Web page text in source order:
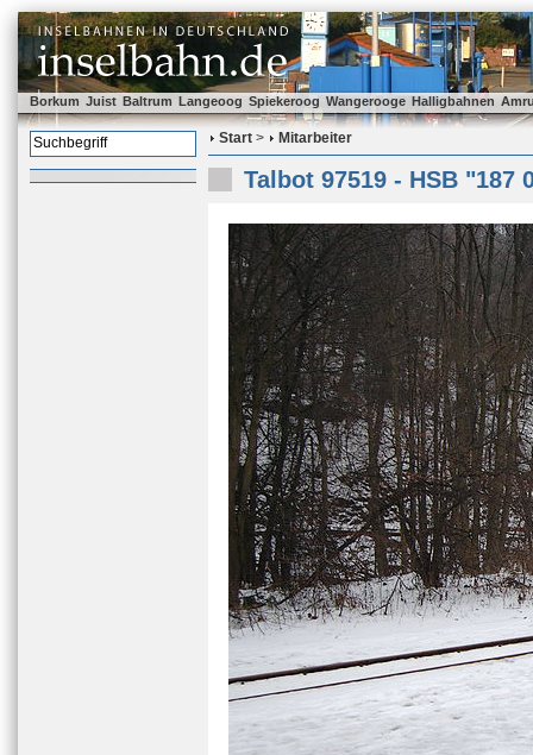
Borkum Juist Baltrum Langeoog Spiekeroog Wangerooge Halligbahnen
Start > Mitarbeiter
Talbot 97519 - HSB "187